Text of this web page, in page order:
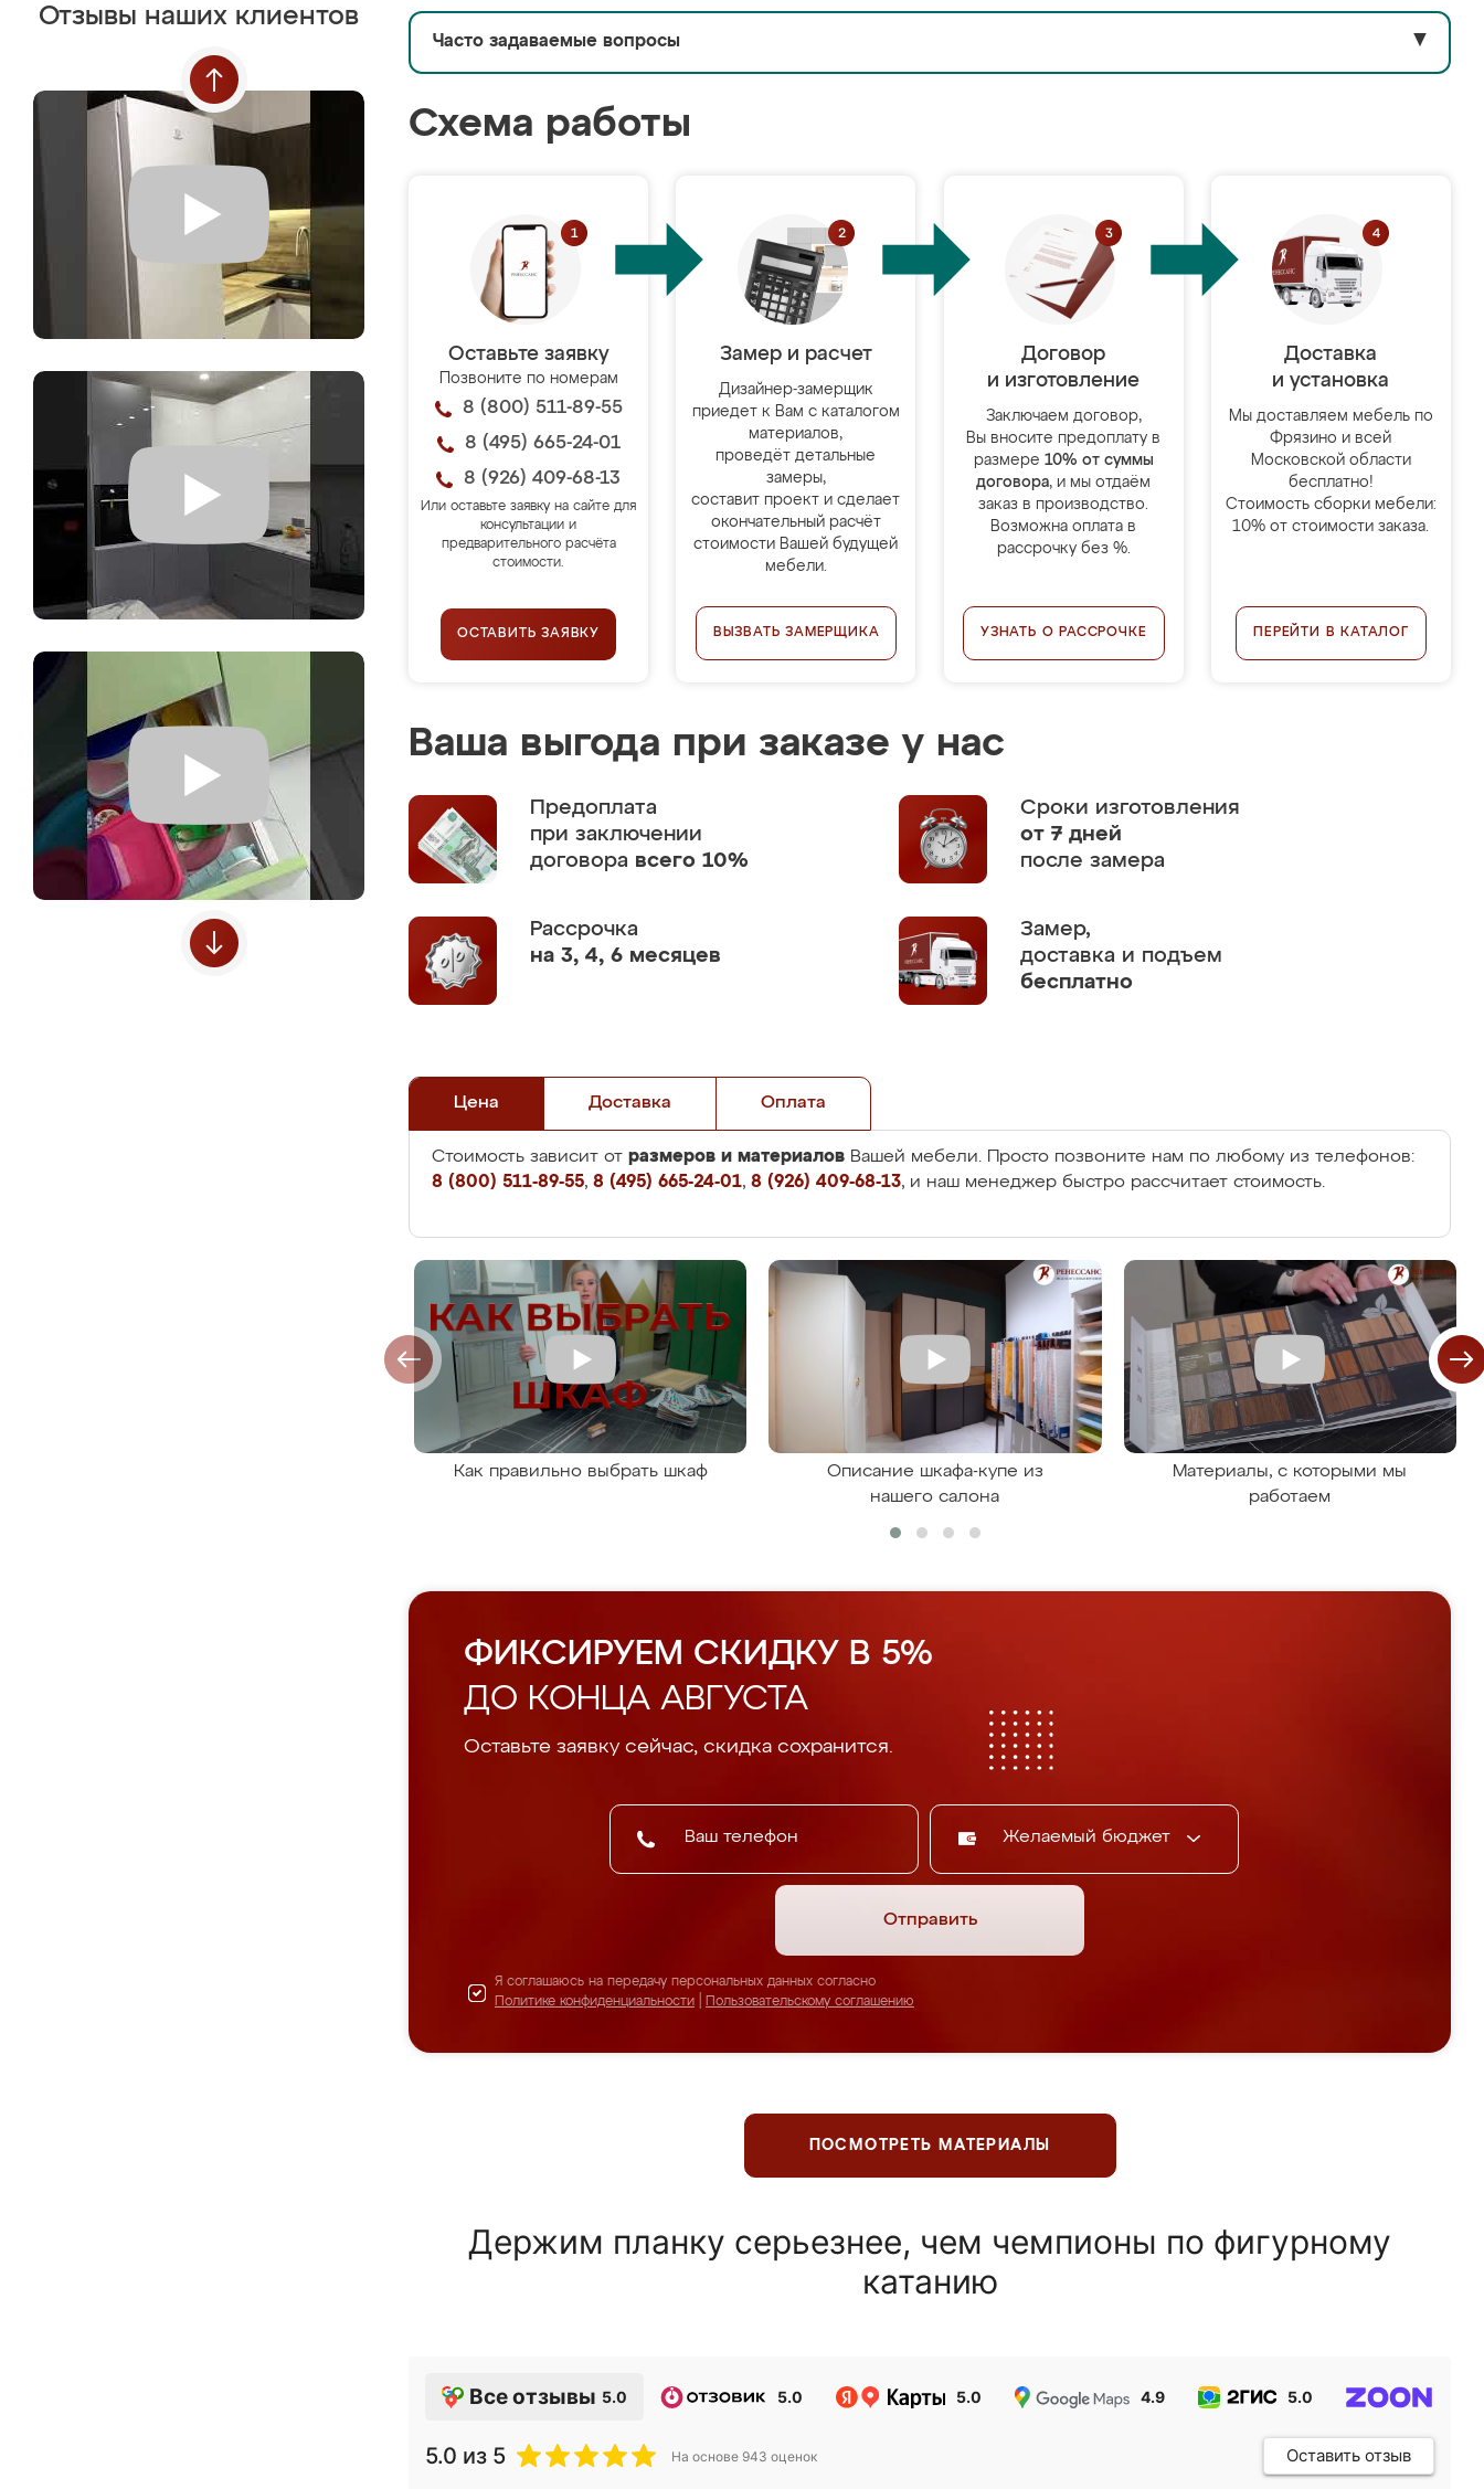
Отзывы наших клиентов
Часто задаваемые вопросы ▼
Схема работы
Оставьте заявку
Позвоните по номерам
8 (800) 511-89-55
8 (495) 665-24-01
8 (926) 409-68-13
Или оставьте заявку на сайте для
консультации и
предварительного расчёта
стоимости.
ОСТАВИТЬ ЗАЯВКУ
Замер и расчет
Дизайнер-замерщик
приедет к Вам с каталогом
материалов,
проведёт детальные
замеры,
составит проект и сделает
окончательный расчёт
стоимости Вашей будущей
мебели.
ВЫЗВАТЬ ЗАМЕРЩИКА
Договор
и изготовление
Заключаем договор,
Вы вносите предоплату в
размере 10% от суммы
договора, и мы отдаём
заказ в производство.
Возможна оплата в
рассрочку без %.
УЗНАТЬ О РАССРОЧКЕ
Доставка
и установка
Мы доставляем мебель по
Фрязино и всей
Московской области
бесплатно!
Стоимость сборки мебели:
10% от стоимости заказа.
ПЕРЕЙТИ В КАТАЛОГ
Ваша выгода при заказе у нас
Предоплата
при заключении
договора всего 10%
Сроки изготовления
от 7 дней
после замера
Рассрочка
на 3, 4, 6 месяцев
Замер,
доставка и подъем
бесплатно
Цена Доставка Оплата
Стоимость зависит от размеров и материалов Вашей мебели. Просто позвоните нам по любому из телефонов:
8 (800) 511-89-55, 8 (495) 665-24-01, 8 (926) 409-68-13, и наш менеджер быстро рассчитает стоимость.
Как правильно выбрать шкаф
Описание шкафа-купе из
нашего салона
Материалы, с которыми мы
работаем
ФИКСИРУЕМ СКИДКУ В 5%
ДО КОНЦА АВГУСТА
Оставьте заявку сейчас, скидка сохранится.
Желаемый бюджет
Отправить
Я соглашаюсь на передачу персональных данных согласно
Политике конфиденциальности
Пользовательскому соглашению
ПОСМОТРЕТЬ МАТЕРИАЛЫ
Держим планку серьезнее, чем чемпионы по фигурному
катанию
Все отзывы 5.0 5.0 5.0 4.9 5.0
5.0 из 5 На основе 943 оценок Оставить отзыв